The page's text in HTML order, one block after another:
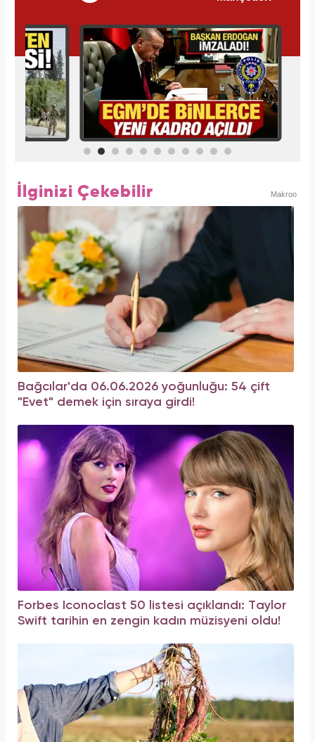
İlginizi Çekebilir Makroo
Bağcılar'da 06.06.2026 yoğunluğu: 54 çift
"Evet" demek için sıraya girdi!
Forbes Iconoclast 50 listesi açıklandı: Taylor
Swift tarihin en zengin kadın müzisyeni oldu!